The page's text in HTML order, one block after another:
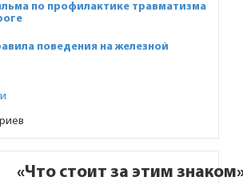
по профилактике травматизма
поведения на железной
«Что стоит за этим